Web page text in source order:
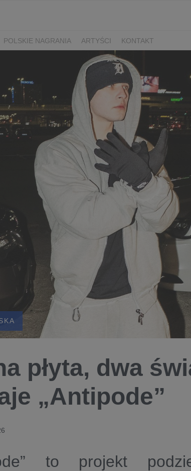
POLSKIE NAGRANIA ARTYŚCI KONTAKT
płyta, dwa
„Antipode”
to projekt